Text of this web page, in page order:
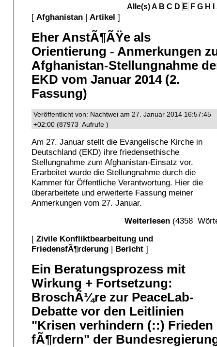
Alle(s)A B C D E F G H
[ Afghanistan | Artikel ]
Eher AnstÃ¶ÃŸe als
Orientierung - Anmerkungen
Afghanistan-Stellungnahme
EKD vom Januar 2014 (2.
Fassung)
Veröffentlicht von: Nachtwei am 27. Januar 2014 16:57:45
+02:00 (87973 Aufrufe )
Am 27. Januar stellt die Evangelische Kirche in
Deutschland (EKD) ihre friedensethische
Stellungnahme zum Afghanistan-Einsatz vor.
Erarbeitet wurde die Stellungnahme durch die
Kammer für Öffentliche Verantwortung. Hier die
überarbeitete und erweiterte Fassung meiner
Anmerkungen vom 27. Januar.
Weiterlesen (4358
[ Zivile Konfliktbearbeitung und
FriedensfÃ¶rderung | Bericht ]
Ein Beratungsprozess mit
Wirkung + Fortsetzung:
BroschÃ¼re zur PeaceLab-
Debatte vor den Leitlinien
"Krisen verhindern (::) Frieden
fÃ¶rdern" der